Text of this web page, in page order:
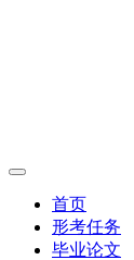
首页
形考任务
毕业论文